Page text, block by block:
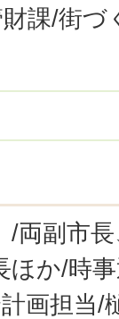
課/街づ
/両副市
ほか/時
画担当/